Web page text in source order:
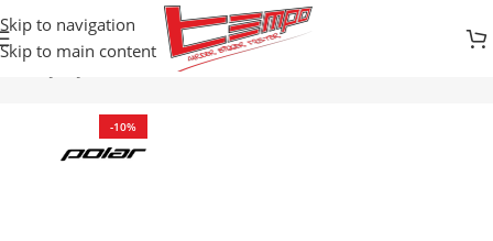
Skip to navigation
Skip to main content
DJEČIJI BICIKLI / BALANS
-10%